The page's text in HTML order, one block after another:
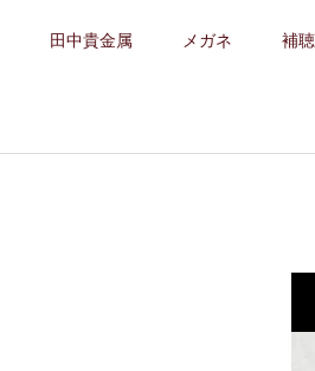
田中貴金属 メガネ 補